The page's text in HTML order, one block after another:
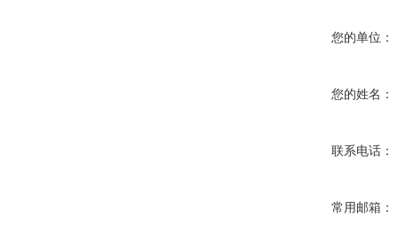
您的单位：
您的姓名：
联系电话：
常用邮箱：